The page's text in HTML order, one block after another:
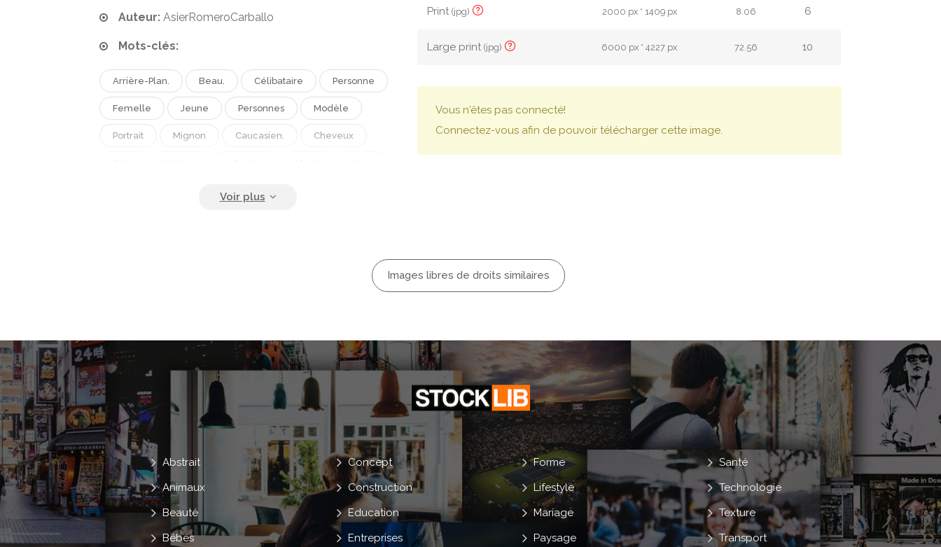
Auteur: AsierRomeroCarballo
Mots-clés:
Arrière-Plan. Beau. Célibataire Personne
Femelle Jeune Personnes Modèle
Portrait Mignon Caucasien. Cheveux
Expression
Douleur
Stressé Désagréable Ennuyeux Surmené
Malheureux Frustré
Print(jpg) 2000 px * 1409 px 8.06 6
Large print(jpg) 6000 px * 4227 px 72.56 10
Vous n'êtes pas connecté!
Connectez-vous afin de pouvoir télécharger cette image.
Images libres de droits similaires
Abstrait
Animaux
Beauté
Bébés
Concept
Construction
Education
Entreprises
Forme
Lifestyle
Mariage
Paysage
Santé
Technologie
Texture
Transport